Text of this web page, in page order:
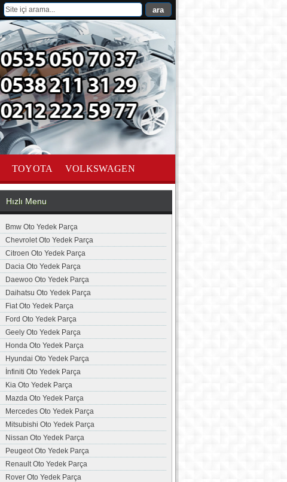
TOYOTA VOLKSWAGEN
Hızlı Menu
Bmw Oto Yedek Parça
Chevrolet Oto Yedek Parça
Citroen Oto Yedek Parça
Dacia Oto Yedek Parça
Daewoo Oto Yedek Parça
Daihatsu Oto Yedek Parça
Fiat Oto Yedek Parça
Ford Oto Yedek Parça
Geely Oto Yedek Parça
Honda Oto Yedek Parça
Hyundai Oto Yedek Parça
İnfiniti Oto Yedek Parça
Kia Oto Yedek Parça
Mazda Oto Yedek Parça
Mercedes Oto Yedek Parça
Mitsubishi Oto Yedek Parça
Nissan Oto Yedek Parça
Peugeot Oto Yedek Parça
Renault Oto Yedek Parça
Rover Oto Yedek Parça